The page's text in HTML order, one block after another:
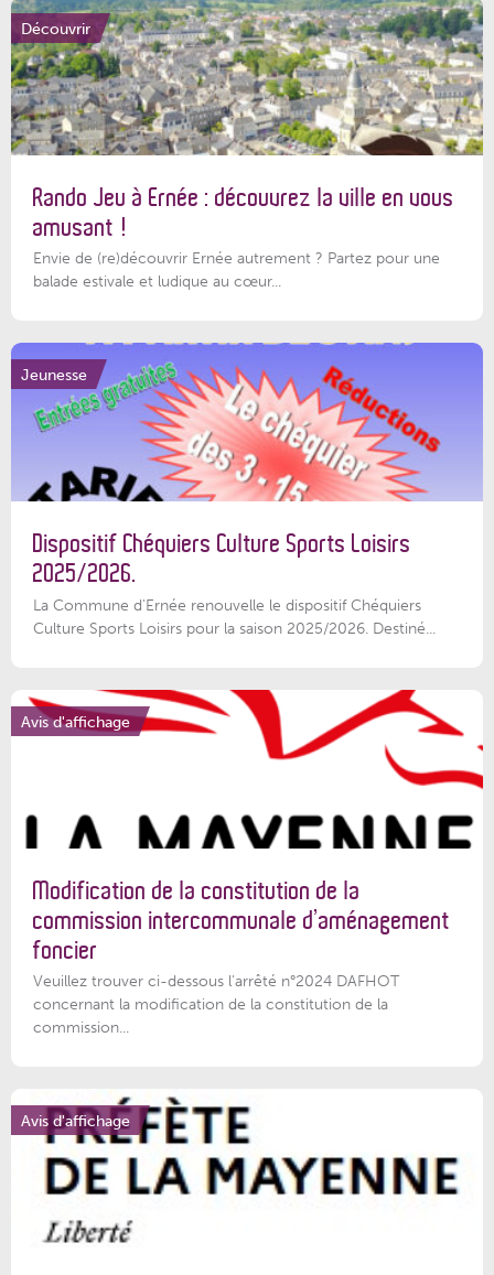
Découvrir
Rando Jeu à Ernée : découvrez la ville en vous
amusant !
Envie de (re)découvrir Ernée autrement ? Partez pour une
balade estivale et ludique au cœur...
Jeunesse
Dispositif Chéquiers Culture Sports Loisirs
2025/2026.
La Commune d'Ernée renouvelle le dispositif Chéquiers
Culture Sports Loisirs pour la saison 2025/2026. Destiné...
Avis d'affichage
Modification de la constitution de la
commission intercommunale d’aménagement
foncier
Veuillez trouver ci-dessous l'arrêté n°2024 DAFHOT
concernant la modification de la constitution de la
commission...
Avis d'affichage